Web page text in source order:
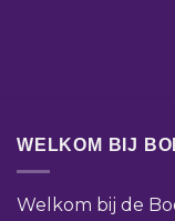
WELKOM BIJ
Welkom bij de